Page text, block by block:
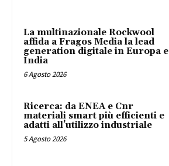
La multinazionale Rockwool
affida a Fragos Media la lead
generation digitale in Europa e
India
6 Agosto 2026
Ricerca: da ENEA e Cnr
materiali smart più efficienti e
adatti all’utilizzo industriale
5 Agosto 2026